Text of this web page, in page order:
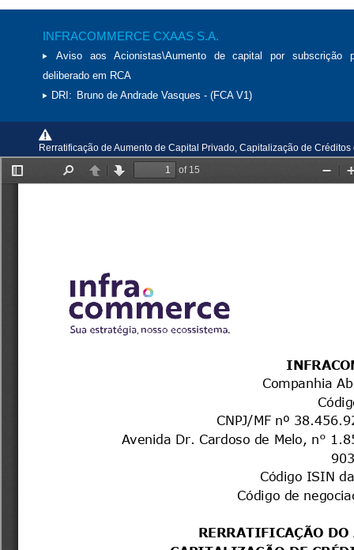
INFRACOMMERCE CXAAS S.A.
Aviso aos Acionistas\Aumento de capital por subscrição
deliberado em RCA
DRI: Bruno de Andrade Vasques - (FCA V1)
Rerratificação de Aumento de Capital Privado, Capitalização de